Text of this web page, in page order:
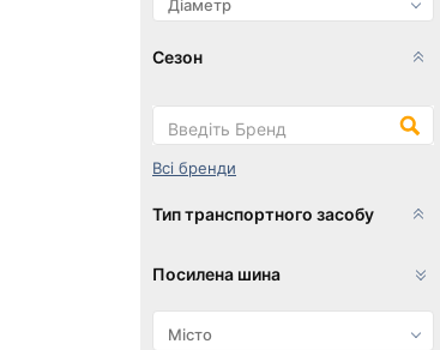
Сезон
Всі бренди
Тип транспортного засобу
Посилена шина